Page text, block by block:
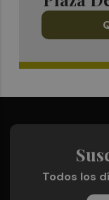
Todos los